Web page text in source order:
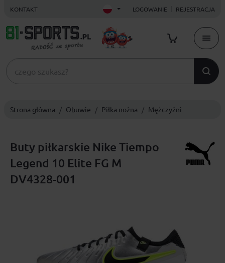
KONTAKT LOGOWANIE REJESTRACJA
Strona główna Obuwie Piłka nożna Mężczyźni
Buty piłkarskie Nike Tiempo
Legend 10 Elite FG M
DV4328-001